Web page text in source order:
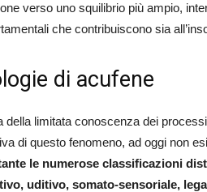
verso uno squilibrio più ampio,
che contribuiscono sia
di acufene
della limitata conoscenza dei
di questo fenomeno, ad oggi non
le numerose classificazioni
uditivo, somato-sensoriale,